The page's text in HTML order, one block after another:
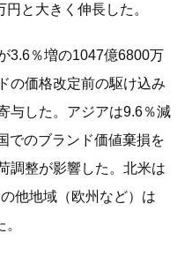
と大きく伸長した。
3.6％増の1047億6800万
の価格改定前の駆け込み
与した。アジアは9.6％減
でのブランド価値棄損を
調整が影響した。北米は
他地域（欧州など）は